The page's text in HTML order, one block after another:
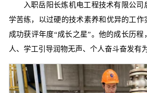
入职岳阳长炼机电工程技术有限公
学苦练，以过硬的技术素养和优异的工作
成功获评年度“成长之星”。他的成长历
人、学工引导润物无声、个人奋斗奋发有